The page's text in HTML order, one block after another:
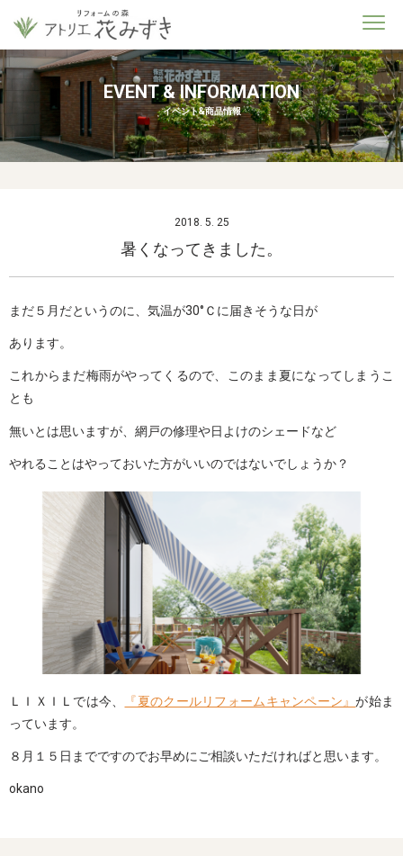
EVENT & INFORMATION
イベント&商品情報
2018. 5. 25
暑くなってきました。
まだ５月だというのに、気温が30°Ｃに届きそうな日が
あります。
これからまだ梅雨がやってくるので、このまま夏になってしまうこ
とも
無いとは思いますが、網戸の修理や日よけのシェードなど
やれることはやっておいた方がいいのではないでしょうか？
ＬＩＸＩＬでは今、 『夏のクールリフォームキャンペーン』が始ま
っています。
８月１５日までですのでお早めにご相談いただければと思います。
okano